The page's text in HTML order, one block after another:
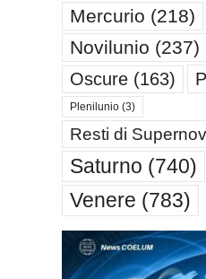
Mercurio (218)
Novilunio (237)
Oscure(163)
Plenilunio(3)
Resti di
Saturno (740)
Venere (783)